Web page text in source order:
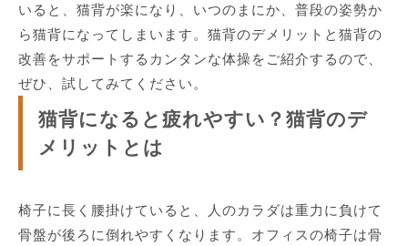
いると、猫背が楽になり、いつのまにか、普段の姿勢か
ら猫背になってしまいます。猫背のデメリットと猫背の
改善をサポートするカンタンな体操をご紹介するので、
ぜひ、試してみてください。
猫背になると疲れやすい？猫背のデ
メリットとは
椅子に長く腰掛けていると、人のカラダは重力に負けて
骨盤が後ろに倒れやすくなります。オフィスの椅子は骨